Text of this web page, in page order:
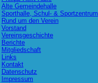
Alte Gemeindehalle
Sporthalle, Schul- & Sportzentrum
Rund um den Verein
Vorstand
Vereinsgeschichte
Berichte
Mitgliedschaft
Links
Kontakt
Datenschutz
Impressum